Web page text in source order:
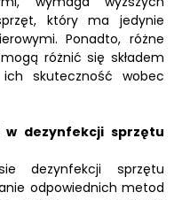
który ma jedynie
Ponadto, różne
różnić się składem
skuteczność wobec
dezynfekcji sprzętu
dezynfekcji sprzętu
odpowiednich metod